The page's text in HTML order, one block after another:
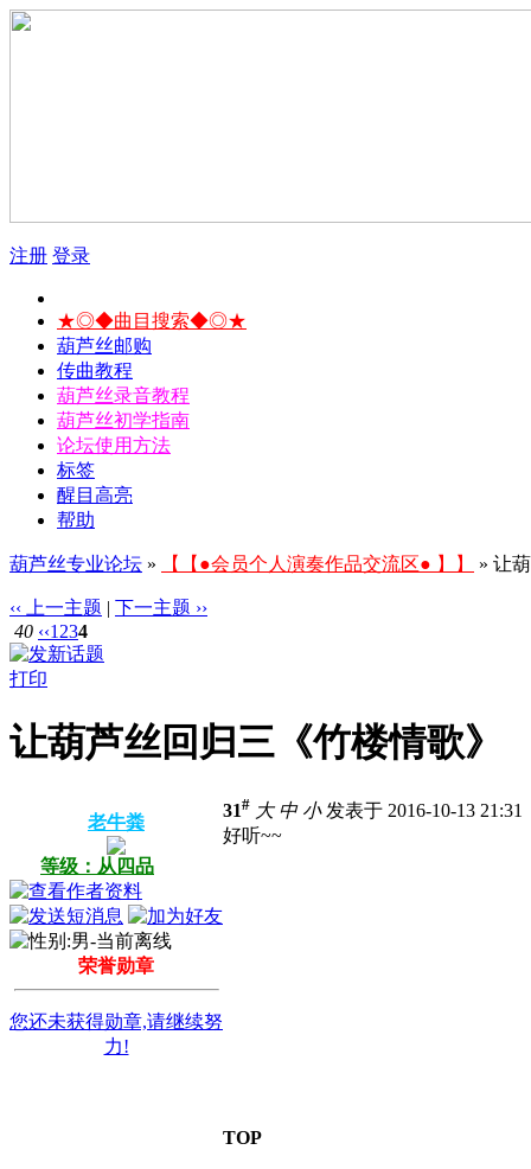
注册 登录
★◎◆曲目搜索◆◎★
葫芦丝邮购
传曲教程
葫芦丝录音教程
葫芦丝初学指南
论坛使用方法
标签
醒目高亮
帮助
葫芦丝专业论坛 » 【【●会员个人演奏作品交流区● 】】 » 让
‹‹ 上一主题 | 下一主题 ››
40 ‹‹1 234
打印
让葫芦丝回归三《竹楼情歌》
老牛粪
等级：从四品
荣誉勋章
您还未获得勋章,请继续努
力!
31# 大 中 小发表于 2016-10-13 21:31
好听~~
TOP